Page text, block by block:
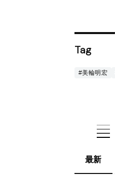
Tag
#美輪明宏
最新